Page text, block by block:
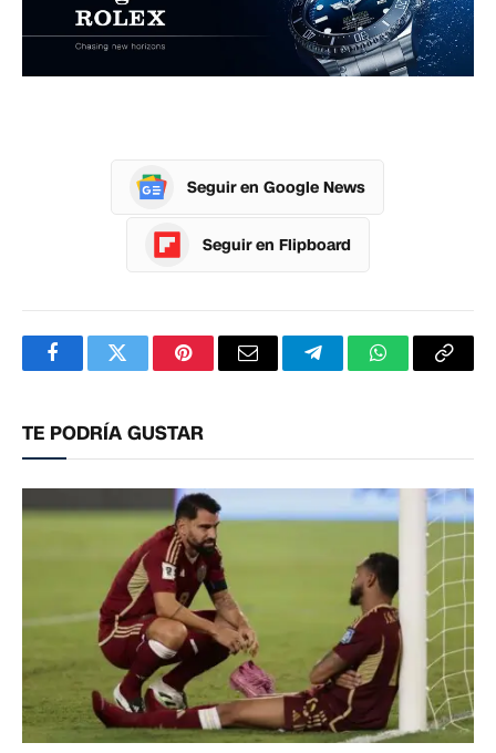
Seguir en Google News
Seguir en Flipboard
FacebookTwitterPinterestCorreoTelegramWhatsApp
TE PODRÍA GUSTAR